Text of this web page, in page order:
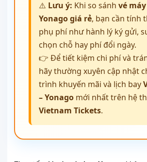
⚠️ Lưu ý: Khi so sánh vé
Yonago giá rẻ, bạn cần tính
phụ phí như hành lý ký gửi,
chọn chỗ hay phí đổi ngày.
👉 Để tiết kiệm chi phí và
hãy thường xuyên cập nhật
trình khuyến mãi và lịch bay
– Yonagomới nhất trên hệ
Vietnam Tickets.